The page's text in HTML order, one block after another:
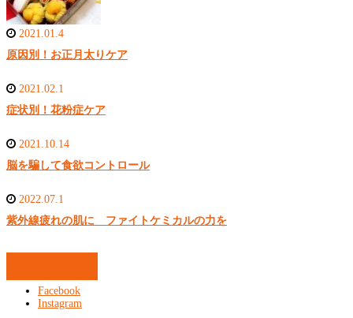
2021.01.4
原因別！お正月太りケア
2021.02.1
症状別！花粉症ケア
2021.10.14
脳を騙して食欲コントロール
2022.07.1
紫外線疲れの肌に ファイトケミカルの力を
Facebook
Instagram